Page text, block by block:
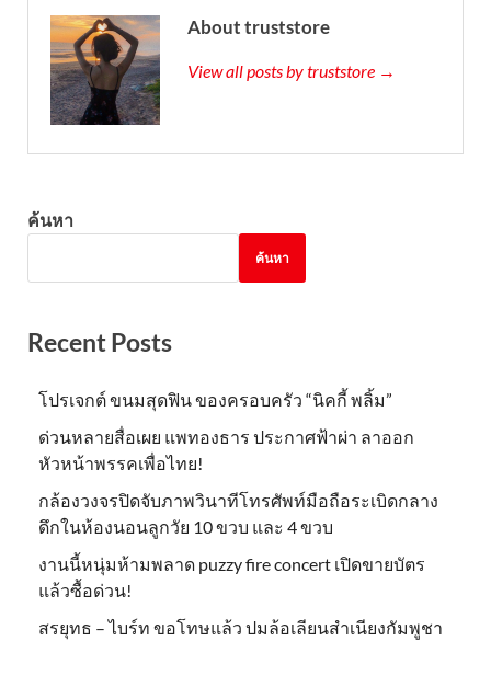
About truststore
View all posts by truststore →
ค้นหา
ค้นหา
Recent Posts
โปรเจกต์ ขนมสุดฟิน ของครอบครัว “นิคกี้ พลิ้ม”
ด่วนหลายสื่อเผย แพทองธาร ประกาศฟ้าผ่า ลาออก
หัวหน้าพรรคเพื่อไทย!
กล้องวงจรปิดจับภาพวินาทีโทรศัพท์มือถือระเบิดกลาง
ดึกในห้องนอนลูกวัย 10 ขวบ และ 4 ขวบ
งานนี้หนุ่มห้ามพลาด puzzy fire concert เปิดขายบัตร
แล้วซื้อด่วน!
สรยุทธ – ไบร์ท ขอโทษแล้ว ปมล้อเลียนสำเนียงกัมพูชา